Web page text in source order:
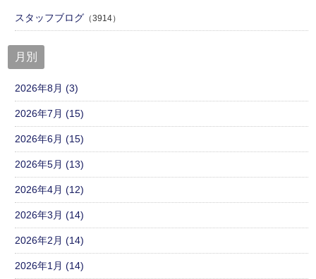
スタッフブログ （3914）
月別
2026年8月 (3)
2026年7月 (15)
2026年6月 (15)
2026年5月 (13)
2026年4月 (12)
2026年3月 (14)
2026年2月 (14)
2026年1月 (14)